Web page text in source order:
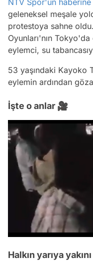
geleneksel meşale
protestoya sahne
Oyunları'nın
eylemci, su
53 yaşındaki Kayoko
eylemin ardından
İşte o anlar 🎥
Halkın yarıya